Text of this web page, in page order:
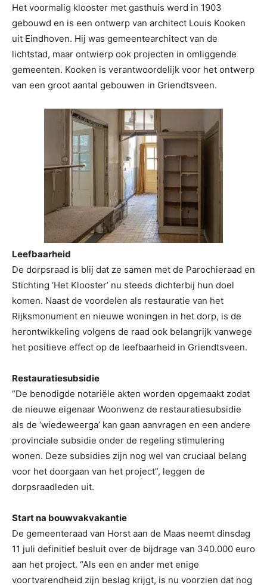
Het voormalig klooster met gasthuis werd in 1903
gebouwd en is een ontwerp van architect Louis Kooken
uit Eindhoven. Hij was gemeentearchitect van de
lichtstad, maar ontwierp ook projecten in omliggende
gemeenten. Kooken is verantwoordelijk voor het ontwerp
van een groot aantal gebouwen in Griendtsveen.
Leefbaarheid
De dorpsraad is blij dat ze samen met de Parochieraad en
Stichting ‘Het Klooster’ nu steeds dichterbij hun doel
komen. Naast de voordelen als restauratie van het
Rijksmonument en nieuwe woningen in het dorp, is de
herontwikkeling volgens de raad ook belangrijk vanwege
het positieve effect op de leefbaarheid in Griendtsveen.
Restauratiesubsidie
“De benodigde notariële akten worden opgemaakt zodat
de nieuwe eigenaar Woonwenz de restauratiesubsidie
als de ‘wiedeweerga’ kan gaan aanvragen en een andere
provinciale subsidie onder de regeling stimulering
wonen. Deze subsidies zijn nog wel van cruciaal belang
voor het doorgaan van het project”, leggen de
dorpsraadleden uit.
Start na bouwvakvakantie
De gemeenteraad van Horst aan de Maas neemt dinsdag
11 juli definitief besluit over de bijdrage van 340.000 euro
aan het project. “Als een en ander met enige
voortvarendheid zijn beslag krijgt, is nu voorzien dat nog